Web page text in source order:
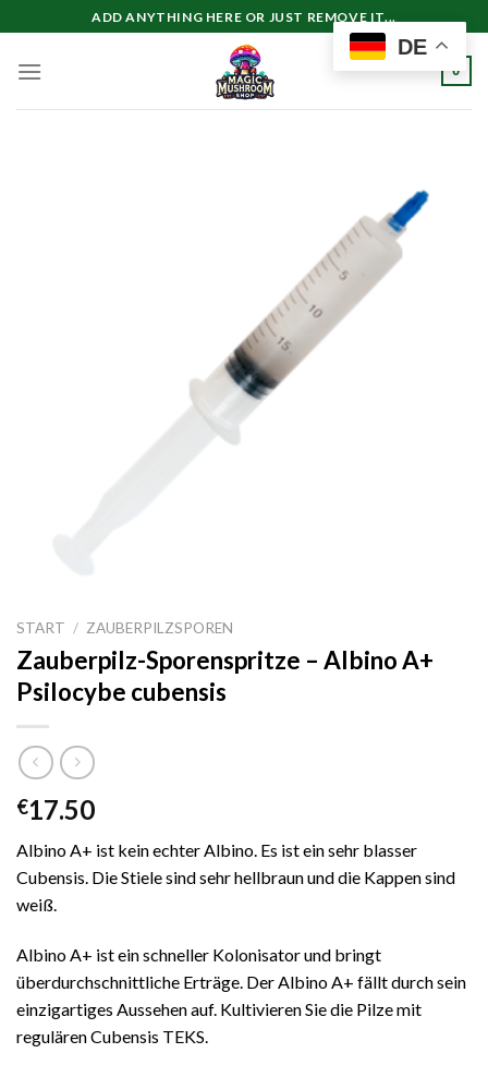
Inhalt
springen
ADD ANYTHING HERE OR JUST REMOVE IT...
0
START / ZAUBERPILZSPOREN
Zauberpilz-Sporenspritze – Albino A+
Psilocybe cubensis
€17.50
Albino A+ ist kein echter Albino. Es ist ein sehr blasser
Cubensis. Die Stiele sind sehr hellbraun und die Kappen sind
weiß.
Albino A+ ist ein schneller Kolonisator und bringt
überdurchschnittliche Erträge. Der Albino A+ fällt durch sein
einzigartiges Aussehen auf. Kultivieren Sie die Pilze mit
regulären Cubensis TEKS.
DE